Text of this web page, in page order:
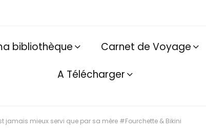
bibliothèque
Carnet de Voyage
A Télécharger
jamais mieux servi que par sa mère #Fourchette & Bikini